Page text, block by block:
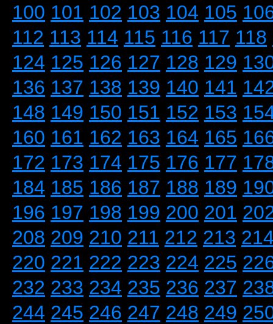
100 101 102 103 104 105
112 113 114 115 116 117 118
124 125 126 127 128 129
136 137 138 139 140 141
148 149 150 151 152 153
160 161 162 163 164 165
172 173 174 175 176 177
184 185 186 187 188 189
196 197 198 199 200 201
208 209 210 211 212 213
220 221 222 223 224 225
232 233 234 235 236 237
244 245 246 247 248 249